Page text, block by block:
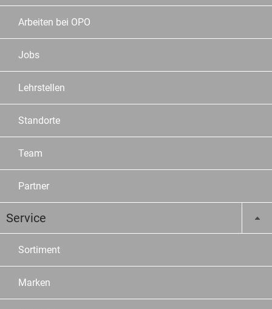
Arbeiten bei OPO
Jobs
Lehrstellen
Standorte
Team
Partner
Service
Sortiment
Marken